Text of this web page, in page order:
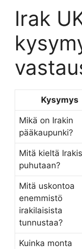
Irak
Kysymys
Mikä on Irakin
pääkaupunki?
Mitä kieltä
puhutaan?
Mitä uskontoa
enemmistö
irakilaisista
tunnustaa?
Kuinka monta